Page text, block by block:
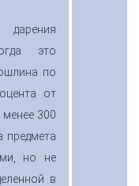
дарения
это
по
от
300
предмета
но не
в